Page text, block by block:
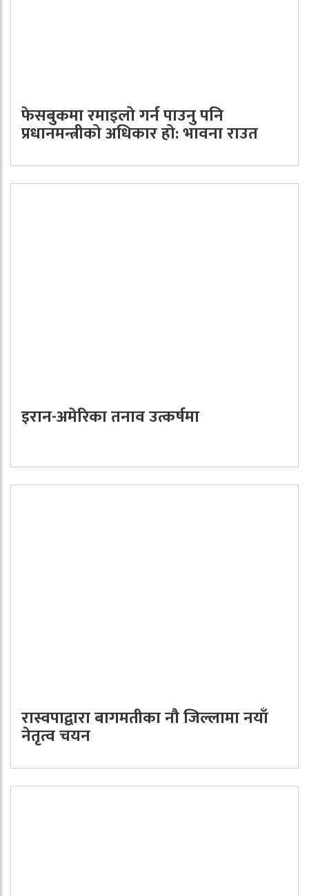
फेसबुकमा रमाइलो गर्न पाउनु पनि
प्रधानमन्त्रीको अधिकार हो: भावना राउत
इरान-अमेरिका तनाव उत्कर्षमा
रास्वपाद्वारा बागमतीका नौ जिल्लामा नयाँ
नेतृत्व चयन